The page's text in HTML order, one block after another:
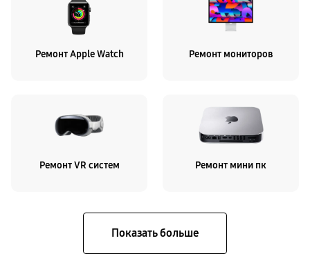
Ремонт Apple Watch Ремонт мониторов
Ремонт VR систем Ремонт мини пк